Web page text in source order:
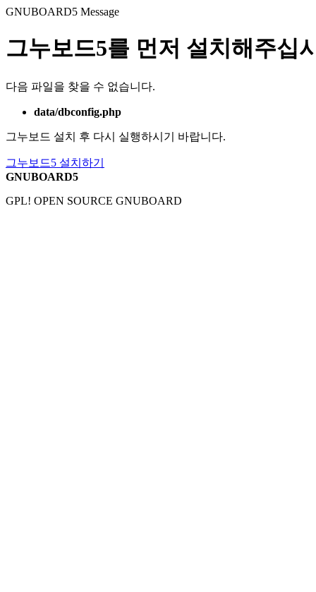
GNUBOARD5 Message
그누보드5를 먼저 설치해주십
다음 파일을 찾을 수 없습니다.
data/dbconfig.php
그누보드 설치 후 다시 실행하시기 바랍니다.
그누보드5 설치하기
GNUBOARD5
GPL! OPEN SOURCE GNUBOARD